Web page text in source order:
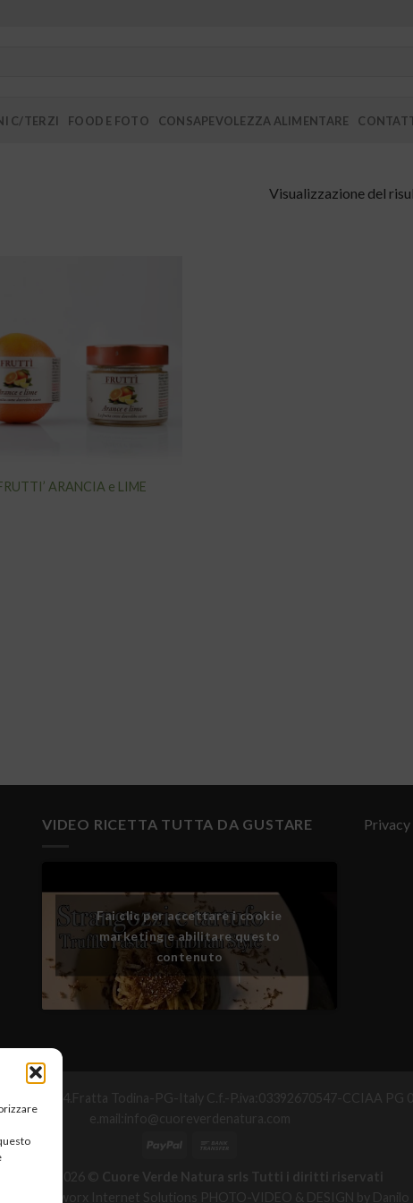
C/TERZI FOOD E FOTO CONSAPEVOLEZZA ALIMENTARE
Visualizzazione del
alla lista
desideri
ARANCIA e LIME
VIDEO RICETTA TUTTA DA GUSTARE
Fai clic per accettare i cookie
marketing e abilitare questo
contenuto
06054.Fratta Todina-PG-Italy C.f.-P.iva:03392670547-CCIAA PG
e.mail:info@cuoreverdenatura.com
Copyright 2026 © Cuore Verde Natura srls Tutti i diritti riservati
Networx Internet Solutions PHOTO-VIDEO & DESIGN by Danilo